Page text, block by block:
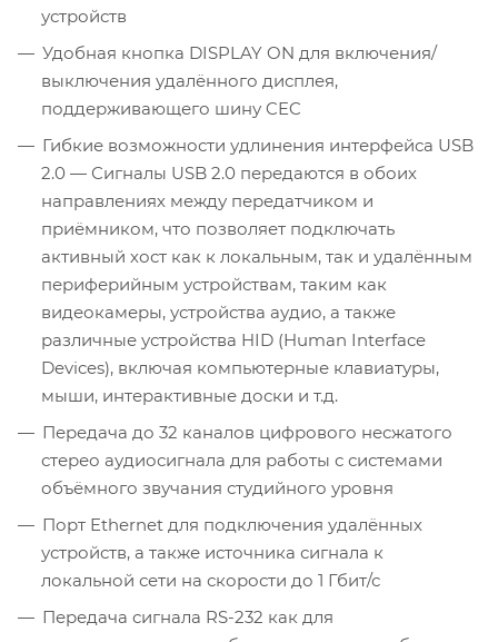
устройств
Удобная кнопка DISPLAY ON для включения/
выключения удалённого дисплея,
поддерживающего шину CEC
Гибкие возможности удлинения интерфейса USB
2.0 — Сигналы USB 2.0 передаются в обоих
направлениях между передатчиком и
приёмником, что позволяет подключать
активный хост как к локальным, так и удалённым
периферийным устройствам, таким как
видеокамеры, устройства аудио, а также
различные устройства HID (Human Interface
Devices), включая компьютерные клавиатуры,
мыши, интерактивные доски и т.д.
Передача до 32 каналов цифрового несжатого
стерео аудиосигнала для работы с системами
объёмного звучания студийного уровня
Порт Ethernet для подключения удалённых
устройств, а также источника сигнала к
локальной сети на скорости до 1 Гбит/с
Передача сигнала RS-232 как для